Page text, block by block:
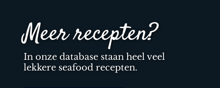
Meer recepten?
In onze database staan heel veel
lekkere seafood recepten.